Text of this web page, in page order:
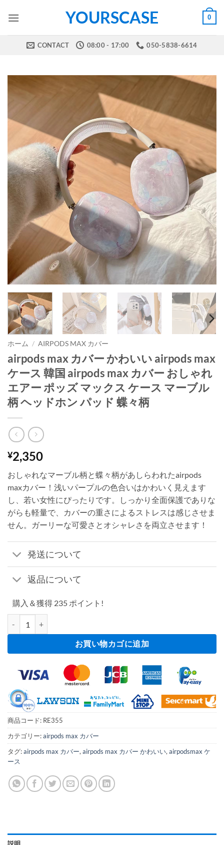
YOURSCASE 0
CONTACT 08:00 - 17:00 050-5838-6614
ホーム / AIRPODS MAX カバー
airpods max カバー かわいい airpods max
ケース 韓国 airpods max カバー おしゃれ
エアー ポッズ マックス ケース マーブル
柄 ヘッドホン パッド 蝶々柄
¥2,350
おしゃれなマーブル柄と蝶々柄があしらわれたairpods
maxカバー！浅いパープルの色合いはかわいく見えます
し、若い女性にぴったりです。しっかり全面保護でありな
がらも軽量で、カバーの重さによるストレスは感じさせま
せん。ガーリーな可愛さとオシャレさを両立させます！
発送について
返品について
購入＆獲得 235 ポイント!
お買い物カゴに追加
商品コード: RE355
カテゴリー:airpods max カバー
タグ:airpods max カバー, airpods max カバー かわいい, airpodsmax ケ
ース